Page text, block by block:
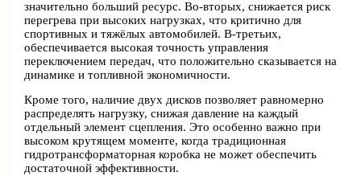
значительно больший ресурс. Во-вторых, снижается риск
перегрева при высоких нагрузках, что критично для
спортивных и тяжёлых автомобилей. В-третьих,
обеспечивается высокая точность управления
переключением передач, что положительно сказывается на
динамике и топливной экономичности.
Кроме того, наличие двух дисков позволяет равномерно
распределять нагрузку, снижая давление на каждый
отдельный элемент сцепления. Это особенно важно при
высоком крутящем моменте, когда традиционная
гидротрансформаторная коробка не может обеспечить
достаточной эффективности.